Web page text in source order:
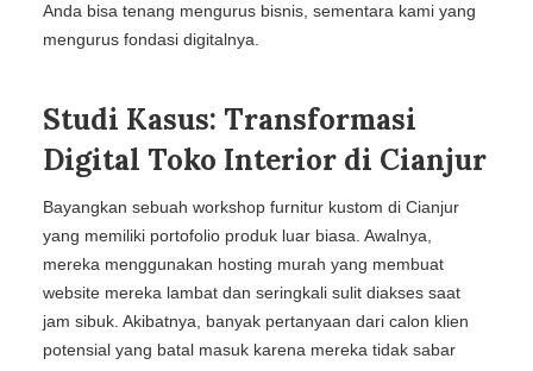
Anda bisa tenang mengurus bisnis, sementara kami yang
mengurus fondasi digitalnya.
Studi Kasus: Transformasi
Digital Toko Interior di Cianjur
Bayangkan sebuah workshop furnitur kustom di Cianjur
yang memiliki portofolio produk luar biasa. Awalnya,
mereka menggunakan hosting murah yang membuat
website mereka lambat dan seringkali sulit diakses saat
jam sibuk. Akibatnya, banyak pertanyaan dari calon klien
potensial yang batal masuk karena mereka tidak sabar